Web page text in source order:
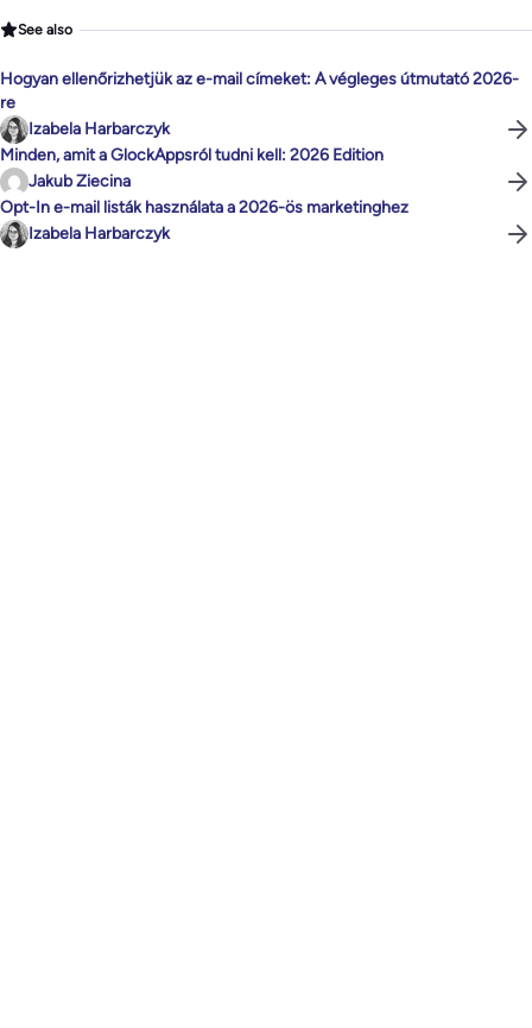
See also
Hogyan ellenőrizhetjük az e-mail címeket: A végleges útmutató 2026-
re
Izabela Harbarczyk
Minden, amit a GlockAppsról tudni kell: 2026 Edition
Jakub Ziecina
Opt-In e-mail listák használata a 2026-ös marketinghez
Izabela Harbarczyk